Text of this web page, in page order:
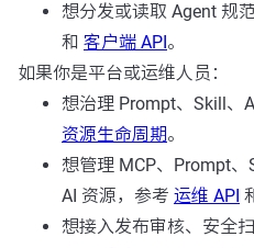
想分发或读取 Agent 规
和 客户端 API 。
如果你是平台或运维人员：
想治理 Prompt、Skill、
资源生命周期。
想管理 MCP、Prompt
AI 资源，参考 运维 API
想接入发布审核、安全